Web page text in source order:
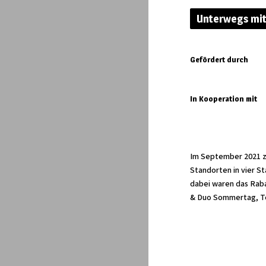
Unterwegs
Gefördert durch
In Kooperation mit
Im September 2021
Standorten in vier
dabei waren das
& Duo Sommertag,